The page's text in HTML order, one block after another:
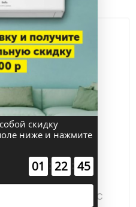
N8_22Y Avalanche DC
скидку
ниже и нажмите
01 22 44